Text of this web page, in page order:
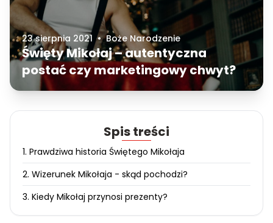
23 sierpnia 2021 • Boże Narodzenie
Święty Mikołaj – autentyczna
postać czy marketingowy chwyt?
Spis treści
1. Prawdziwa historia Świętego Mikołaja
2. Wizerunek Mikołaja - skąd pochodzi?
3. Kiedy Mikołaj przynosi prezenty?